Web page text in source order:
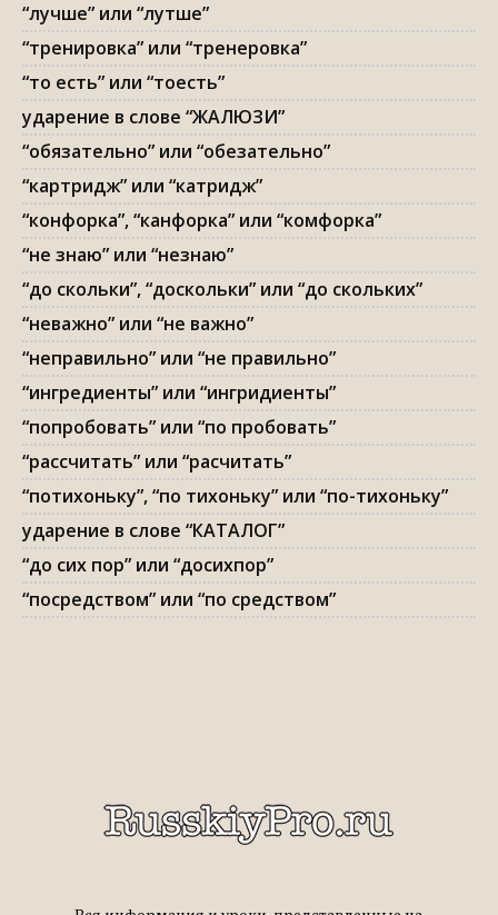
“лучше” или “лутше”
“тренировка” или “тренеровка”
“то есть” или “тоесть”
ударение в слове “ЖАЛЮЗИ”
“обязательно” или “обезательно”
“картридж” или “катридж”
“конфорка”, “канфорка” или “комфорка”
“не знаю” или “незнаю”
“до скольки”, “доскольки” или “до скольких”
“неважно” или “не важно”
“неправильно” или “не правильно”
“ингредиенты” или “ингридиенты”
“попробовать” или “по пробовать”
“рассчитать” или “расчитать”
“потихоньку”, “по тихоньку” или “по-тихоньку”
ударение в слове “КАТАЛОГ”
“до сих пор” или “досихпор”
“посредством” или “по средством”